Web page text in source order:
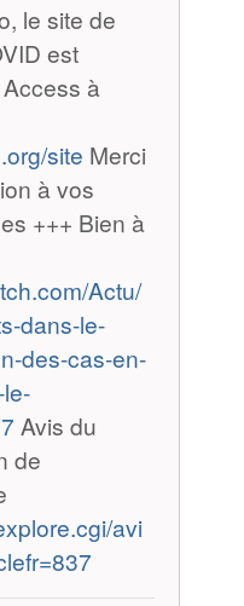
le site de
est
à
site Merci
à vos
+++ Bien à
Actu/
dans-le-
des-cas-en-
Avis du
de
avi